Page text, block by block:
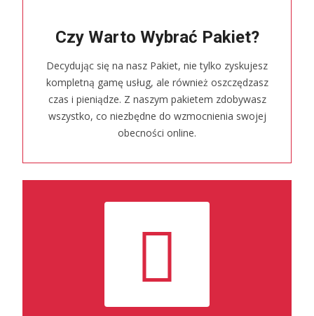
Czy Warto Wybrać Pakiet?
Decydując się na nasz Pakiet, nie tylko zyskujesz
kompletną gamę usług, ale również oszczędzasz
czas i pieniądze. Z naszym pakietem zdobywasz
wszystko, co niezbędne do wzmocnienia swojej
obecności online.